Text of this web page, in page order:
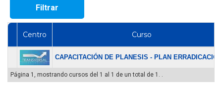
Filtrar
Centro Curso
CAPACITACIÓN DE PLANESIS - PLAN
Página 1, mostrando cursos del 1 al 1 de un total de 1. .